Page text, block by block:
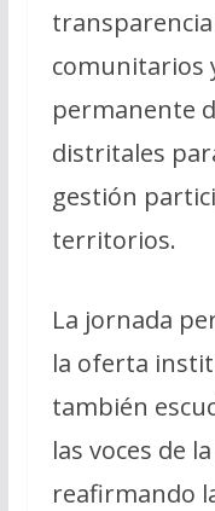
comunitarios
permanente
distritales
gestión
territorios.
La jornada
la oferta
también
las voces de
reafirmando